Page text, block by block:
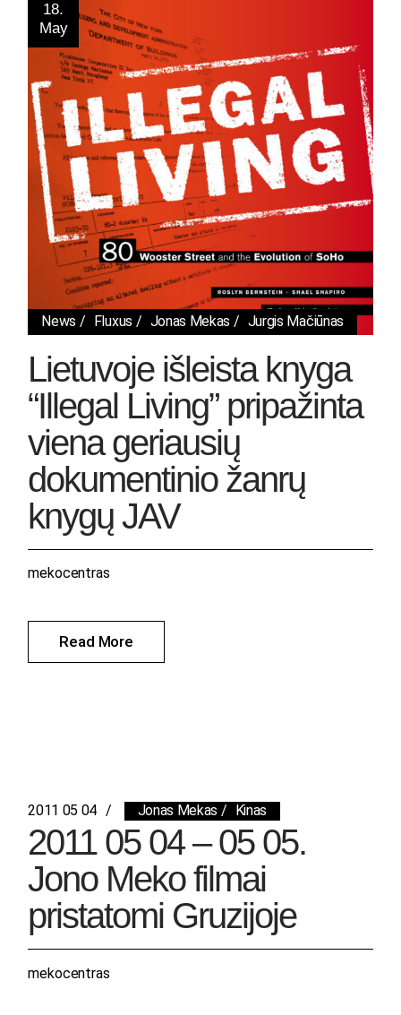
18.
May
News Fluxus Jonas Mekas Jurgis Mačiūnas
Lietuvoje išleista knyga
“Illegal Living” pripažinta
viena geriausių
dokumentinio žanrų
knygų JAV
Read More
mekocentras
2011 05 04 Jonas Mekas Kinas
2011 05 04 – 05 05.
Jono Meko filmai
pristatomi Gruzijoje
mekocentras